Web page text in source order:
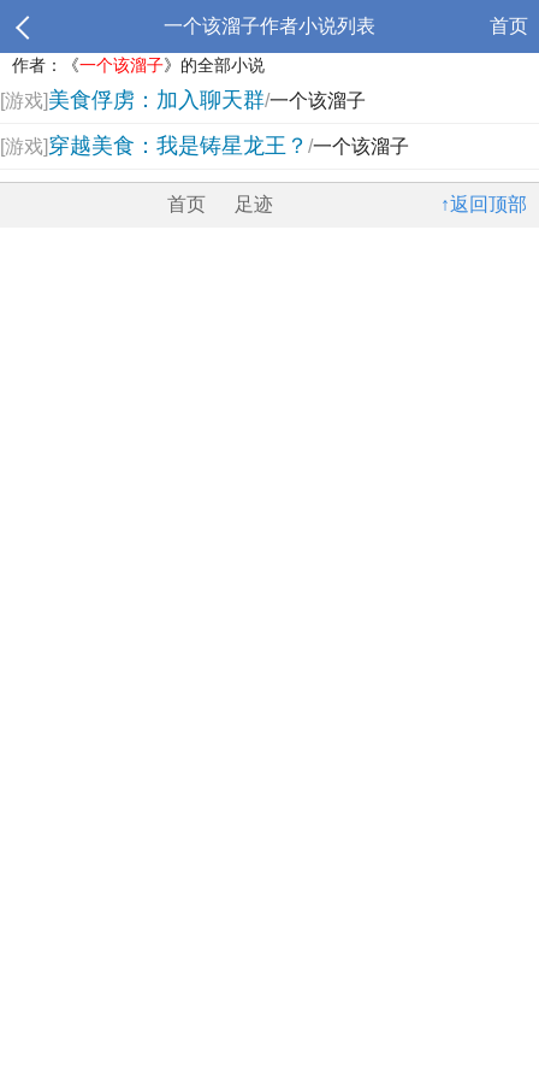
一个该溜子作者小说列表 首页
作者：《一个该溜子》的全部小说
[游戏]美食俘虏：加入聊天群/一个该溜子
[游戏]穿越美食：我是铸星龙王？ /一个该溜子
↑返回顶部
首页 足迹